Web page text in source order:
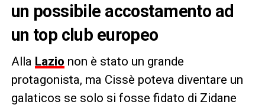
un possibile accostamento ad
un top club europeo
Alla Lazio non è stato un grande
protagonista, ma Cissè poteva diventare un
galaticos se solo si fosse fidato di Zidane